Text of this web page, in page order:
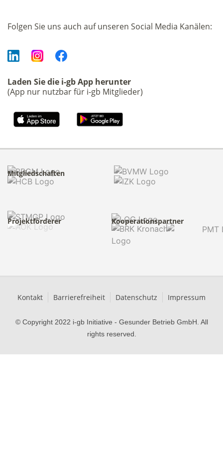
Folgen Sie uns auch auf unseren Social Media Kanälen:
Laden Sie die i-gb App herunter
(App nur nutzbar für i-gb Mitglieder)
Mitgliedschaften
Projektförderer Kooperationspartner
© Copyright 2022 i-gb Initiative - Gesunder Betrieb GmbH. All
rights reserved.
Kontakt Barrierefreiheit Datenschutz Impressum